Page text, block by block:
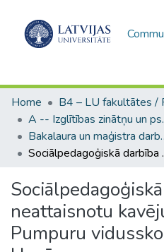
Home
A -- Izglītības
Bakalaura un
Sociālpedagoģiskā
neattaisnotu
Pumpuru